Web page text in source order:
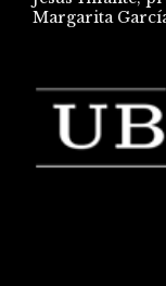
Margarita